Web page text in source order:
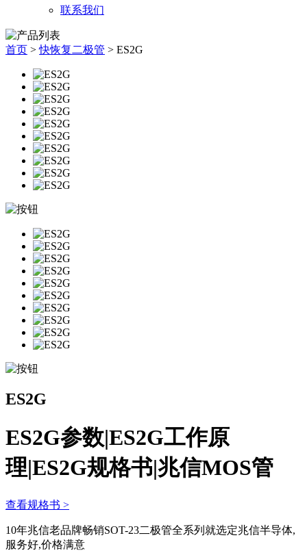
联系我们
首页 > 快恢复二极管 > ES2G
ES2G
ES2G参数|ES2G工作原
理|ES2G规格书|兆信MOS管
查看规格书 >
10年兆信老品牌畅销SOT-23二极管全系列就选定兆信半导体,
服务好,价格满意